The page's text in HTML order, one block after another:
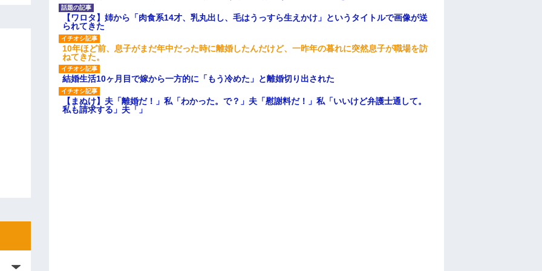
【ワロタ】姉から「肉食系14才、乳丸出し、毛はうっすら生えかけ」というタイトルで画像が送
られてきた
10年ほど前、息子がまだ年中だった時に離婚したんだけど、一昨年の暮れに突然息子が職場を訪
ねてきた。
結婚生活10ヶ月目で嫁から一方的に「もう冷めた」と離婚切り出された
【まぬけ】夫「離婚だ！」私「わかった。で？」夫「慰謝料だ！」私「いいけど弁護士通して。
私も請求する」夫「」